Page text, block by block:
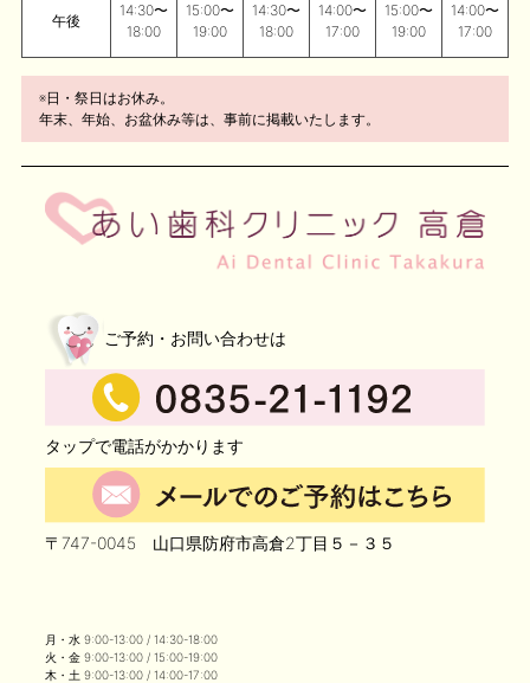
午後
14:30〜
18:00
15:00〜
19:00
14:30〜
18:00
14:00〜
17:00
15:00〜
19:00
14:00〜
17:00
※日・祭日はお休み。
年末、年始、お盆休み等は、事前に掲載いたします。
ご予約・お問い合わせは
タップで電話がかかります
〒747-0045 山口県防府市高倉2丁目５－３５
月・水 9:00-13:00 / 14:30-18:00
火・金 9:00-13:00 / 15:00-19:00
木・土 9:00-13:00 / 14:00-17:00